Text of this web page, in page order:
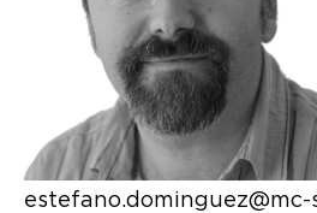
estefano.dominguez@mc-